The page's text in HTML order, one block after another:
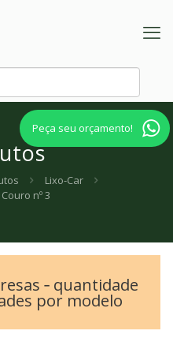
Peça seu orçamento!
Lixo-Car
nº 3
‐ quantidade
por modelo